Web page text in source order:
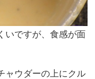
いですが、食感が面
ャウダーの上にクル